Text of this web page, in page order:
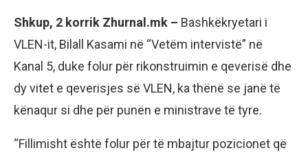
Shkup, 2 korrik Zhurnal.mk – Bashkëkryetari i
VLEN-it, Bilall Kasami në “Vetëm intervistë” në
Kanal 5, duke folur për rikonstruimin e qeverisë dhe
dy vitet e qeverisjes së VLEN, ka thënë se janë të
kënaqur si dhe për punën e ministrave të tyre.
“Fillimisht është folur për të mbajtur pozicionet që